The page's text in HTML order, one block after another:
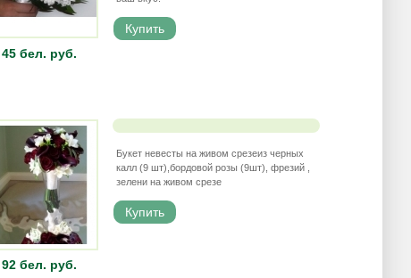
45 бел. руб.
Букет невесты на живом срезеиз черных
калл (9 шт),бордовой розы (9шт), фрезий ,
зелени на живом срезе
92 бел. руб.